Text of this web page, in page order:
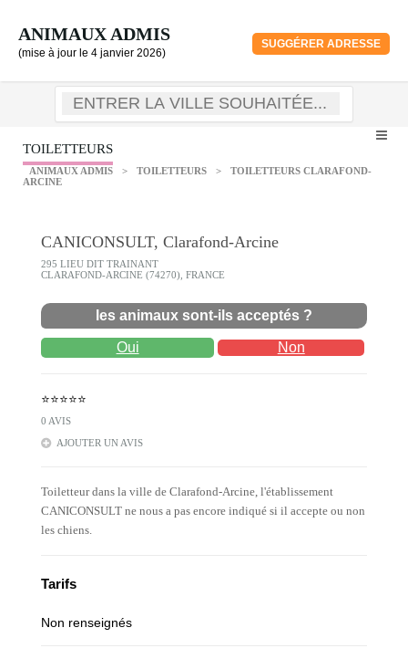
ANIMAUX ADMIS
(mise à jour le 4 janvier 2026)
SUGGÉRER ADRESSE
TOILETTEURS
ANIMAUX ADMIS > TOILETTEURS >
TOILETTEURS CLARAFOND-
ARCINE
CANICONSULT, Clarafond-Arcine
295 LIEU DIT TRAINANT
CLARAFOND-ARCINE (74270), FRANCE
les animaux sont-ils acceptés ?
Oui Non
⭐⭐⭐⭐⭐
0 AVIS
AJOUTER UN AVIS
Toiletteur dans la ville de Clarafond-Arcine, l'établissement
CANICONSULT ne nous a pas encore indiqué si il accepte ou non
les chiens.
Tarifs
Non renseignés